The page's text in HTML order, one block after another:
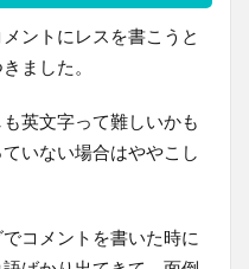
ントにレスを書こうと
ました。
英文字って難しいかも
いない場合はややこし
コメントを書いた時に